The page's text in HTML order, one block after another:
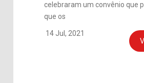
celebraram um convênio que
que os
14 Jul, 2021